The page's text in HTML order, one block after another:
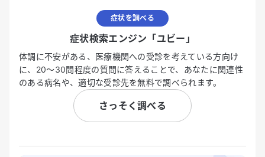
症状を調べる
症状検索エンジン「ユビー」
体調に不安がある、医療機関への受診を考えている方向け
に、20〜30問程度の質問に答えることで、あなたに関連性
のある病名や、適切な受診先を無料で調べられます。
さっそく調べる